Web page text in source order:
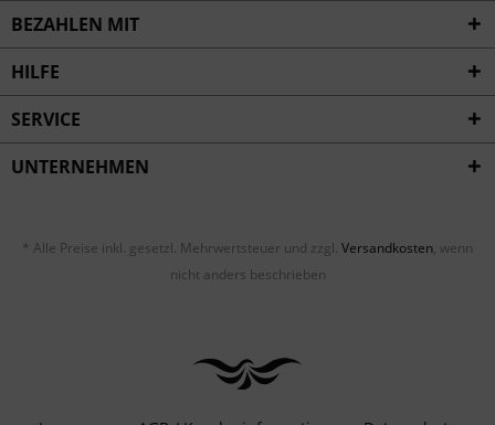
BEZAHLEN MIT
HILFE
SERVICE
UNTERNEHMEN
* Alle Preise inkl. gesetzl. Mehrwertsteuer und zzgl. Versandkosten, wenn
nicht anders beschrieben